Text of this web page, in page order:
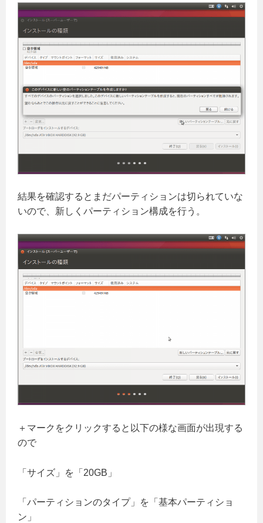
結果を確認するとまだパーティションは切られていな
いので、新しくパーティション構成を行う。
＋マークをクリックすると以下の様な画面が出現する
ので
「サイズ」を「20GB」
「パーティションのタイプ」を「基本パーティショ
ン」